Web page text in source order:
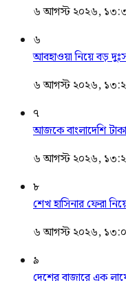
৬ আগস্ট ২০২৬,
৬
আবহাওয়া নিয়ে বড়
৬ আগস্ট ২০২৬,
৭
আজকে বাংলাদেশি
৬ আগস্ট ২০২৬,
৮
শেখ হাসিনার ফেরা
৬ আগস্ট ২০২৬,
৯